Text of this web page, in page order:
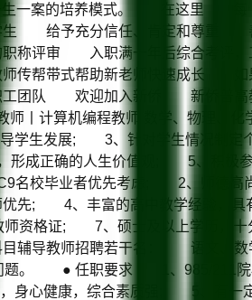
、一生一案的培养模式。 在这
给予充分信任、肯定和尊重
职称评审 入职满一年后综合考
传帮带式帮助新老师快速成长
工团队 欢迎加入新侨 新侨普
师丨计算机编程教师 数学、物
生发展; 3、针对学生情况制定
形成正确的人生价值观; 5、积极
校毕业者优先考虑; 2、师德高
优先; 4、丰富的高中教学经验，
资格证; 7、硕士及以上学历，十
教师招聘若干名： 语文、数学
问题。 ● 任职要求 1、985/211
身心健康，综合素质强; 5、